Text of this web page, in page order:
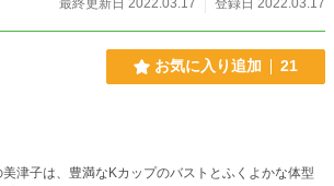
最終更新日 2022.03.17
登録日 2022.03.17
お気に入り追加 21
津子は、豊満なKカップのバストとふくよかな体型